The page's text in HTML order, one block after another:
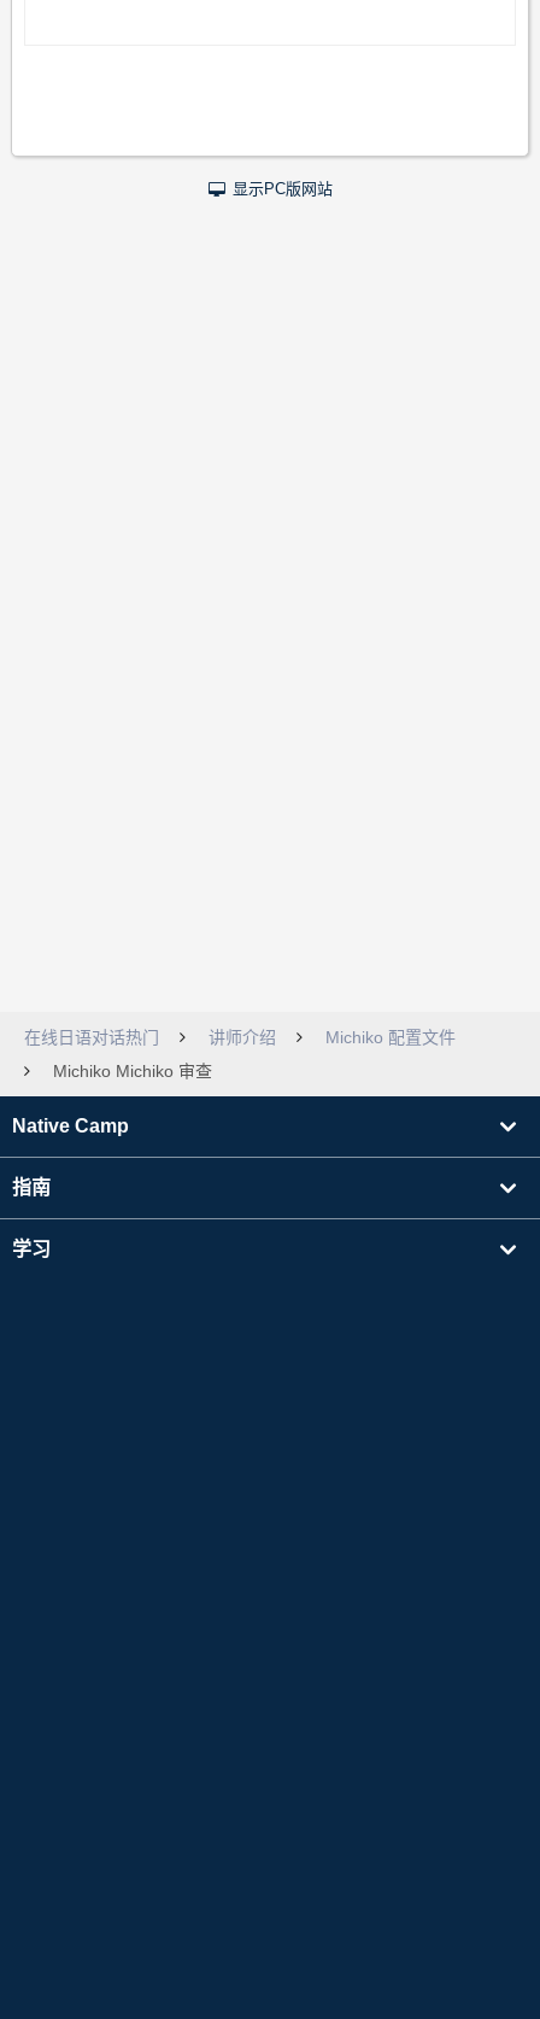
显示PC版网站
在线日语对话热门 讲师介绍
Michiko 配置文件
Michiko Michiko 审查
Native Camp
指南
学习